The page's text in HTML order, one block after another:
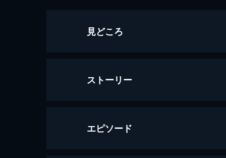
見どころ
ストーリー
エピソード